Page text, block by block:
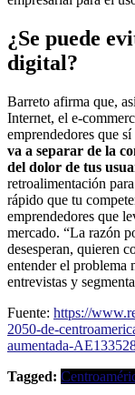
¿Se puede
digital?
Barreto afirma que,
Internet, el e-
emprendedores que
va a separar de la
del dolor de tus
retroalimentación
rápido que tu
emprendedores que
mercado. “La razón
desesperan, quieren
entender el problema
entrevistas y
Fuente: https://
2050-de-
aumentada-
Tagged: